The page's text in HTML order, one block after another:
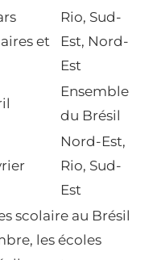
et
Rio, Sud-
Est, Nord-
Est
Ensemble
du Brésil
Nord-Est,
Rio, Sud-
Est
scolaire au Brésil
les écoles